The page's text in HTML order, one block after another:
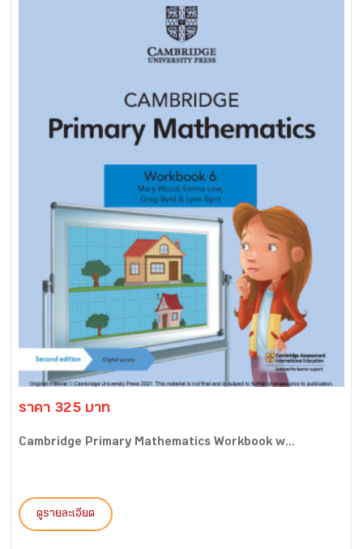
ราคา 325 บาท
Cambridge Primary Mathematics Workbook w...
ดูรายละเอียด